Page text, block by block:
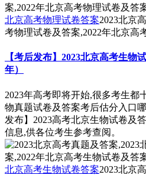
北京高考物理试卷答案2023北京
考物理试卷及答案,2022年北京高
【考后发布】2023北京高考生物
年）
2023年高考即将开始,很多考生都
物真题试卷及答案考后估分入口
发布】2023高考北京生物试卷及
信息,供各位考生参考查阅。
北京高考生物试卷答案2023北京